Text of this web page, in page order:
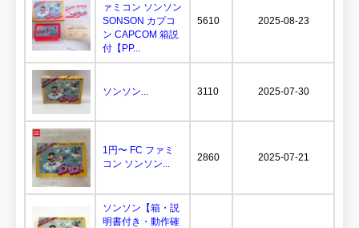
ァミコン ソンソン
SONSON カプコ
ン CAPCOM 箱説
付【PP...
5610 2025-08-23
ソンソン... 3110 2025-07-30
1円〜 FC ファミ
コン ソンソン...
2860 2025-07-21
ソンソン【箱・説
明書付き・動作確